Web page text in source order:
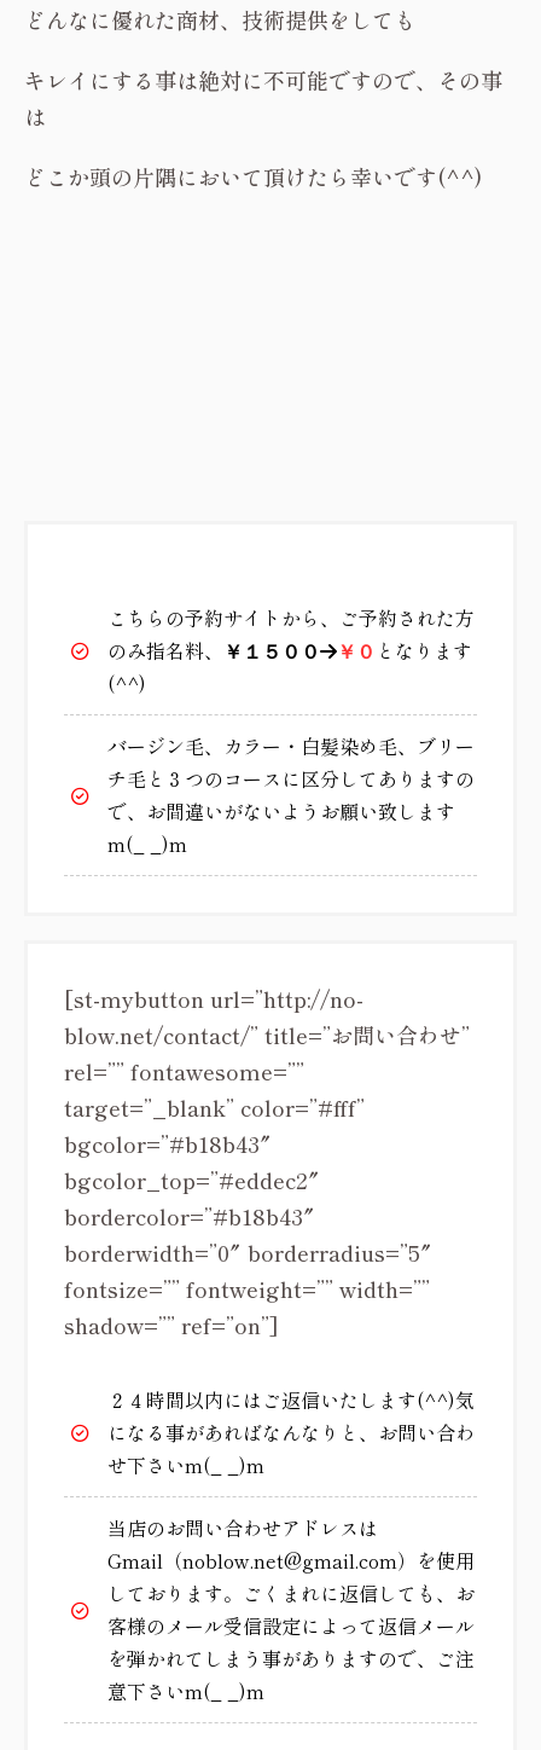
どんなに優れた商材、技術提供をしても
キレイにする事は絶対に不可能ですので、その事
は
どこか頭の片隅において頂けたら幸いです(^^)
こちらの予約サイトから、ご予約された方
のみ指名料、
￥１５００→￥０ となります
(^^)
バージン毛、カラー・白髪染め毛、ブリー
チ毛と３つのコースに区分してありますの
で、お間違いがないようお願い致します
m(_ _)m
[st-mybutton url=”http://no-
blow.net/contact/” title=”お問い合わせ”
rel=”” fontawesome=””
target=”_blank” color=”#fff”
bgcolor=”#b18b43″
bgcolor_top=”#eddec2″
bordercolor=”#b18b43″
borderwidth=”0″ borderradius=”5″
fontsize=”” fontweight=”” width=””
shadow=”” ref=”on”]
２４時間以内にはご返信いたします(^^)気
になる事があればなんなりと、お問い合わ
せ下さいm(_ _)m
当店のお問い合わせアドレスは
Gmail（noblow.net@gmail.com）を使用
しております。ごくまれに返信しても、お
客様のメール受信設定によって返信メール
を弾かれてしまう事がありますので、ご注
意下さいm(_ _)m